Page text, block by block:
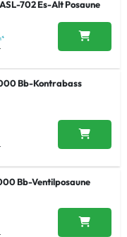
702 Es-Alt Posaune
Bb-Kontrabass
Bb-Ventilposaune